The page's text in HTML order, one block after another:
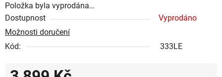
Položka byla vyprodána…
Dostupnost
Vyprodáno
Možnosti doručení
Kód:
333LE